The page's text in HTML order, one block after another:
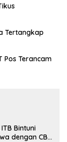
Tertangkap
Pos Terancam
Bintuni
dengan CBT